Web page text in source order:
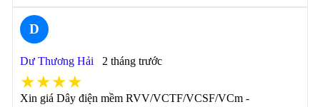
D
Dư Thương Hải 2 tháng trước
★★★★
Xin giá Dây điện mềm RVV/VCTF/VCSF/VCm -